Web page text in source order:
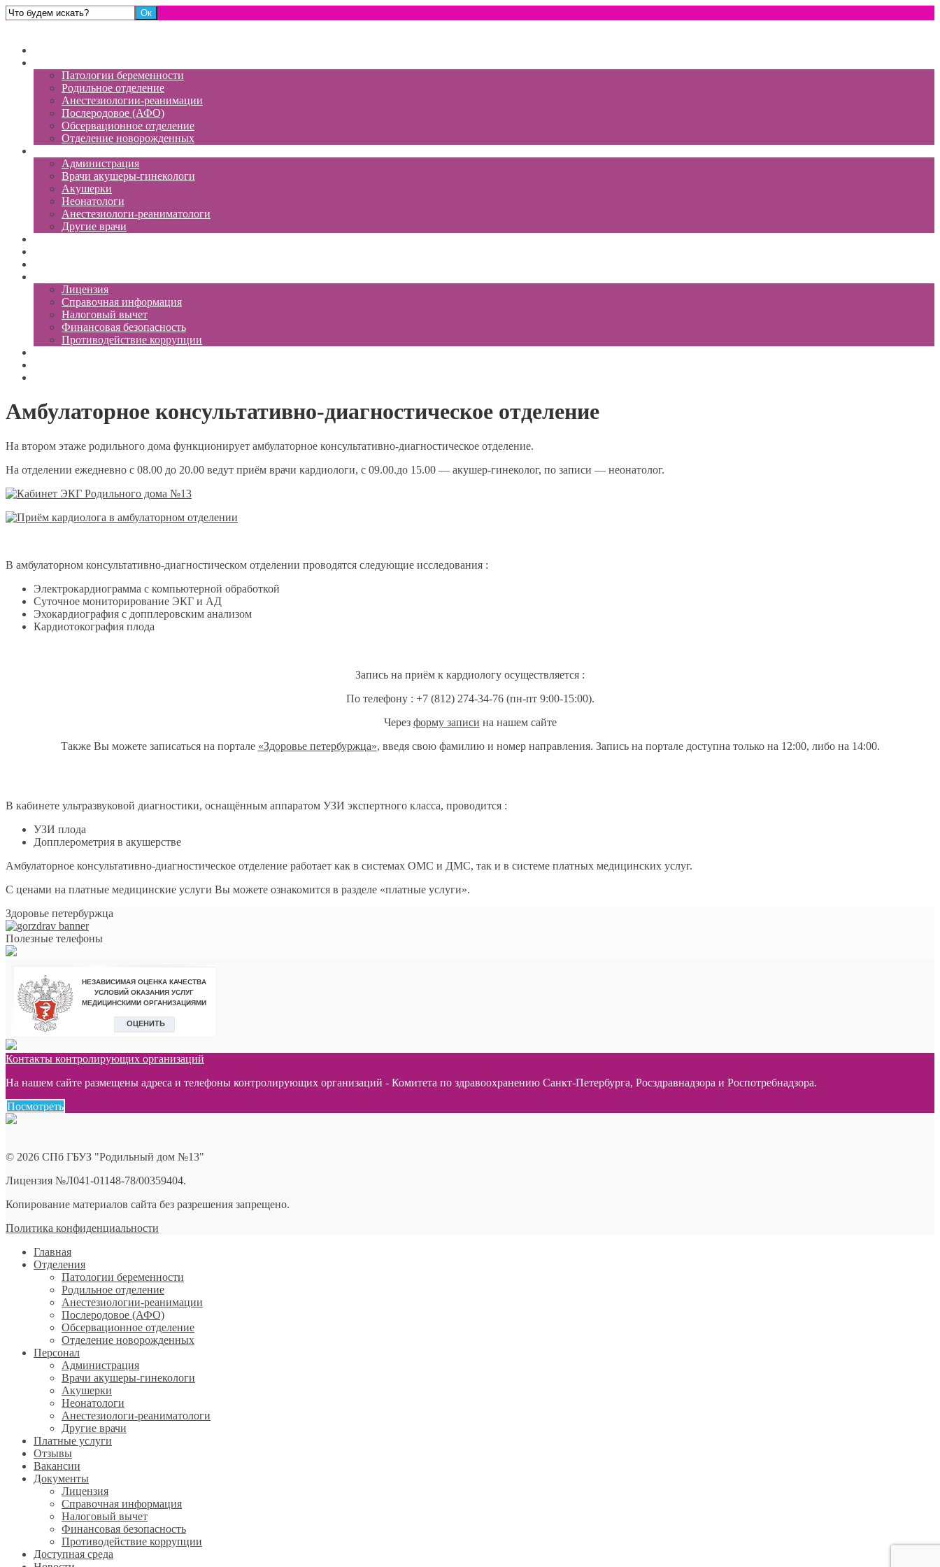
Патологии беременности
Родильное отделение
Анестезиологии-реанимации
Послеродовое (АФО)
Обсервационное отделение
Отделение новорожденных
Администрация
Врачи акушеры-гинекологи
Акушерки
Неонатологи
Анестезиологи-реаниматологи
Другие врачи
Лицензия
Справочная информация
Налоговый вычет
Финансовая безопасность
Противодействие коррупции
Амбулаторное консультативно-диагностическое отделение
На втором этаже родильного дома функционирует амбулаторное консультативно-диагностическое отделение.
На отделении ежедневно с 08.00 до 20.00 ведут приём врачи кардиологи, с 09.00.до 15.00 — акушер-гинеколог, по записи — неонатолог.
В амбулаторном консультативно-диагностическом отделении проводятся следующие исследования :
Электрокардиограмма с компьютерной обработкой
Суточное мониторирование ЭКГ и АД
Эхокардиография с допплеровским анализом
Кардиотокография плода
Запись на приём к кардиологу осуществляется :
По телефону : +7 (812) 274-34-76 (пн-пт 9:00-15:00).
Через форму записи на нашем сайте
Также Вы можете записаться на портале «Здоровье петербуржца», введя свою фамилию и номер направления. Запись на портале доступна только на 12:00, либо на 14:00.
В кабинете ультразвуковой диагностики, оснащённым аппаратом УЗИ экспертного класса, проводится :
УЗИ плода
Допплерометрия в акушерстве
Амбулаторное консультативно-диагностическое отделение работает как в системах ОМС и ДМС, так и в системе платных медицинских услуг.
С ценами на платные медицинские услуги Вы можете ознакомится в разделе «платные услуги».
Здоровье петербуржца
Полезные телефоны
Контакты контролирующих организаций
На нашем сайте размещены адреса и телефоны контролирующих организаций - Комитета по здравоохранению Санкт-Петербурга, Росздравнадзора и Роспотребнадзора.
Посмотреть
© 2026 СПб ГБУЗ "Родильный дом №13"
Лицензия №Л041-01148-78/00359404.
Копирование материалов сайта без разрешения запрещено.
Политика конфиденциальности
Главная
Отделения
Патологии беременности
Родильное отделение
Анестезиологии-реанимации
Послеродовое (АФО)
Обсервационное отделение
Отделение новорожденных
Персонал
Администрация
Врачи акушеры-гинекологи
Акушерки
Неонатологи
Анестезиологи-реаниматологи
Другие врачи
Платные услуги
Отзывы
Вакансии
Документы
Лицензия
Справочная информация
Налоговый вычет
Финансовая безопасность
Противодействие коррупции
Доступная среда